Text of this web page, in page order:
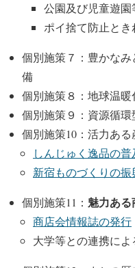
公園及び児童遊
ポイ捨て防止とき
個別施策７：豊かな
備
個別施策８：地球温暖
個別施策９：資源循
個別施策10：活力あ
しんじゅく逸品の普
新宿ものづくりの振
個別施策11： 魅力あ
商店会情報誌の発行
大学等との連携に